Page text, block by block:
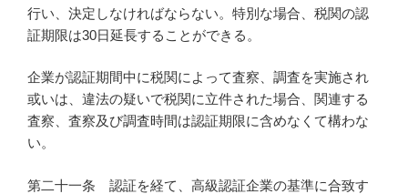
行い、決定しなければならない。特別な場合、税関の認
証期限は30日延長することができる。
企業が認証期間中に税関によって査察、調査を実施され
或いは、違法の疑いで税関に立件された場合、関連する
査察、査察及び調査時間は認証期限に含めなくて構わな
い。
第二十一条 認証を経て、高級認証企業の基準に合致す